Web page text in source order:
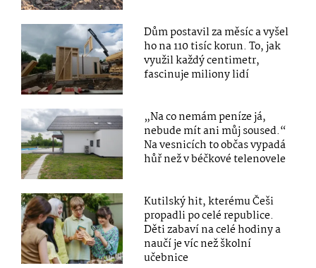
Dům postavil za měsíc a vyšel
ho na 110 tisíc korun. To, jak
využil každý centimetr,
fascinuje miliony lidí
„Na co nemám peníze já,
nebude mít ani můj soused.“
Na vesnicích to občas vypadá
hůř než v béčkové telenovele
Kutilský hit, kterému Češi
propadli po celé republice.
Děti zabaví na celé hodiny a
naučí je víc než školní
učebnice